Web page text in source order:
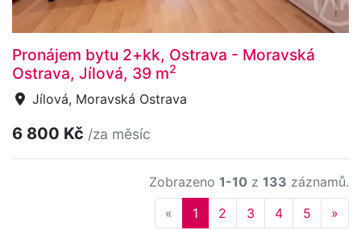
Pronájem bytu 2+kk, Ostrava - Moravská
Ostrava, Jílová, 39 m2
Jílová, Moravská Ostrava
6 800 Kč /za měsíc
Zobrazeno 1-10 z 133 záznamů.
« Previous
1 2 3 4 5 »